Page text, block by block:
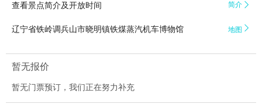
查看景点简介及开放时间 简介 
辽宁省铁岭调兵山市晓明镇铁煤蒸汽机车博物馆 地图 
暂无报价
暂无门票预订，我们正在努力补充